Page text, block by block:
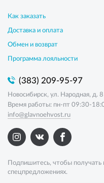
Как заказать
Доставка и оплата
Обмен и возврат
Программа лояльности
(383) 209-95-97
Новосибирск, ул. Народная, д. 8
Время работы: пн-пт 09:30-
info@glavnoehvost.ru
Подпишитесь, чтобы получать
спецпредложениях.